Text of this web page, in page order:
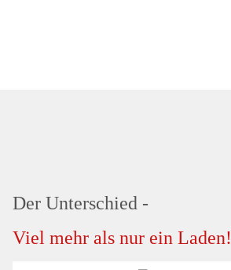
Der Unterschied -
Viel mehr als nur ein Laden!